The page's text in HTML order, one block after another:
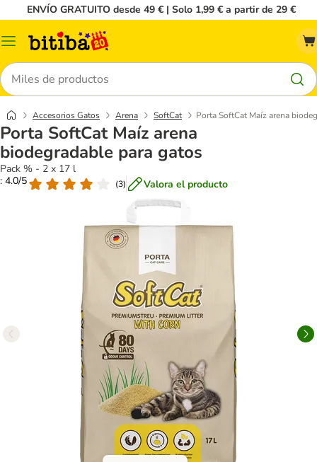
ENVÍO GRATUITO desde 49 € | Solo 1,99 € a partir de 29 €
Menú
Buscar
Accesorios Gatos Arena SoftCat Porta SoftCat Maíz arena
Porta SoftCat Maíz arena
biodegradable para gatos
Pack % - 2 x 17 l
: 4.0/5
(3) Valora el producto